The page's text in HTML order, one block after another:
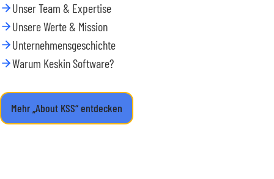
Unser Team & Expertise
Unsere Werte & Mission
Unternehmensgeschichte
Warum Keskin Software?
Mehr „About KSS“ entdecken